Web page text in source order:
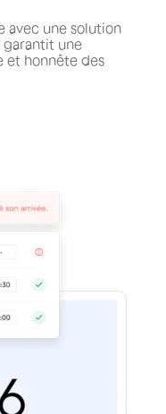
avec une solution
garantit une
et honnête des